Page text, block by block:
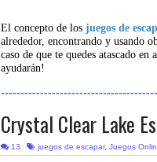
El concepto de losjuegos de
alrededor, encontrando y usando
caso de que te quedes atascado
ayudarán!
Crystal Clear Lake
13 juegos de escapar, Juegos